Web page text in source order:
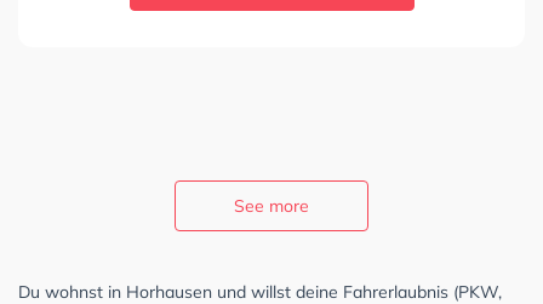
See more
Du wohnst in Horhausen und willst deine Fahrerlaubnis (PKW,